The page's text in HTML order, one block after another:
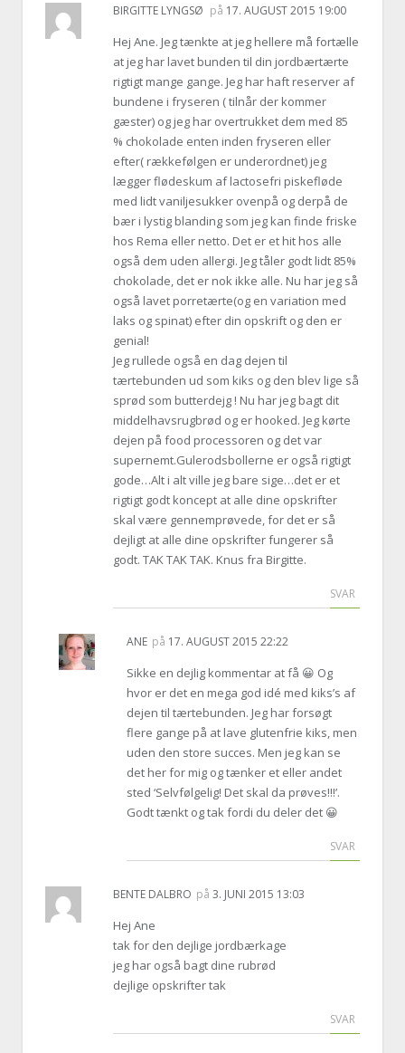
BIRGITTE LYNGSØ på 17. AUGUST 2015 19:00
Hej Ane. Jeg tænkte at jeg hellere må fortælle
at jeg har lavet bunden til din jordbærtærte
rigtigt mange gange. Jeg har haft reserver af
bundene i fryseren ( tilnår der kommer
gæster) og jeg har overtrukket dem med 85
% chokolade enten inden fryseren eller
efter( rækkefølgen er underordnet) jeg
lægger flødeskum af lactosefri piskefløde
med lidt vaniljesukker ovenpå og derpå de
bær i lystig blanding som jeg kan finde friske
hos Rema eller netto. Det er et hit hos alle
også dem uden allergi. Jeg tåler godt lidt 85%
chokolade, det er nok ikke alle. Nu har jeg så
også lavet porretærte(og en variation med
laks og spinat) efter din opskrift og den er
genial!
Jeg rullede også en dag dejen til
tærtebunden ud som kiks og den blev lige så
sprød som butterdejg ! Nu har jeg bagt dit
middelhavsrugbrød og er hooked. Jeg kørte
dejen på food processoren og det var
supernemt.Gulerodsbollerne er også rigtigt
gode…Alt i alt ville jeg bare sige…det er et
rigtigt godt koncept at alle dine opskrifter
skal være gennemprøvede, for det er så
dejligt at alle dine opskrifter fungerer så
godt. TAK TAK TAK. Knus fra Birgitte.
SVAR
ANE på 17. AUGUST 2015 22:22
Sikke en dejlig kommentar at få 😀 Og
hvor er det en mega god idé med kiks’s af
dejen til tærtebunden. Jeg har forsøgt
flere gange på at lave glutenfrie kiks, men
uden den store succes. Men jeg kan se
det her for mig og tænker et eller andet
sted ‘Selvfølgelig! Det skal da prøves!!!’.
Godt tænkt og tak fordi du deler det 😀
SVAR
BENTE DALBRO på 3. JUNI 2015 13:03
Hej Ane
tak for den dejlige jordbærkage
jeg har også bagt dine rubrød
dejlige opskrifter tak
SVAR